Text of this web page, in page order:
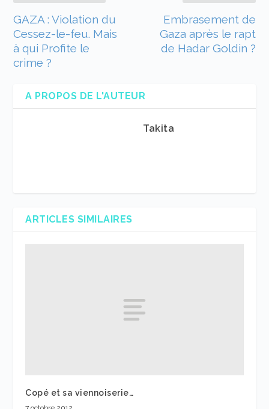
GAZA : Violation du
Cessez-le-feu. Mais
à qui Profite le
crime ?
Embrasement de
Gaza après le rapt
de Hadar Goldin ?
A PROPOS DE L'AUTEUR
Takita
ARTICLES SIMILAIRES
Copé et sa viennoiserie…